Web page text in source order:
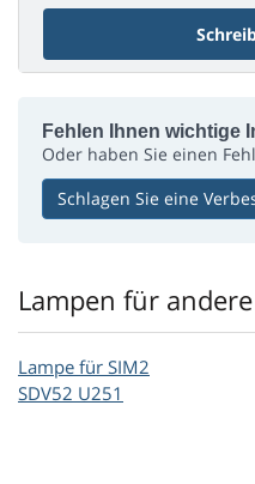
Fehlen Ihnen wichtige
Oder haben Sie einen
Schlagen Sie eine
Lampen für
Lampe für SIM2
SDV52 U251